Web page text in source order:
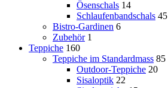
Ösenschals 14
Schlaufenbandschals 45
Bistro-Gardinen 6
Zubehör 1
Teppiche 160
Teppiche im Standardmass 85
Outdoor-Teppiche 20
Sisaloptik 22